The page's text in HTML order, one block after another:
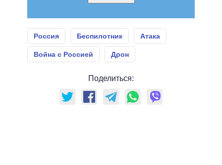
Россия Беспилотник Атака
Война с Россией Дрон
Поделиться: